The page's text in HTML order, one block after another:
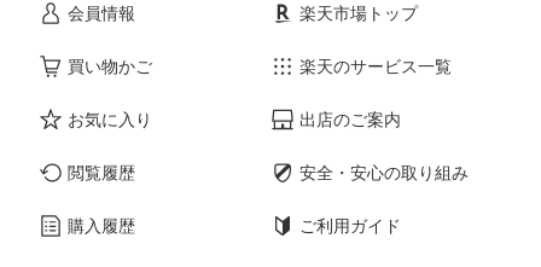
会員情報
買い物かご
お気に入り
閲覧履歴
購入履歴
楽天市場トップ
楽天のサービス一覧
出店のご案内
安全・安心の取り組み
ご利用ガイド